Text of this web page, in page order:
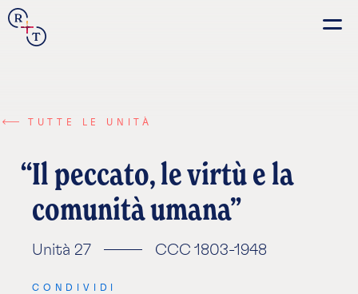
Real+True
Connection
Guides
Español
Français
TUTTE LE UNITÀ
Il peccato, le virtù e la
comunità umana
Unità 27 CCC 1803-1948
CONDIVIDI